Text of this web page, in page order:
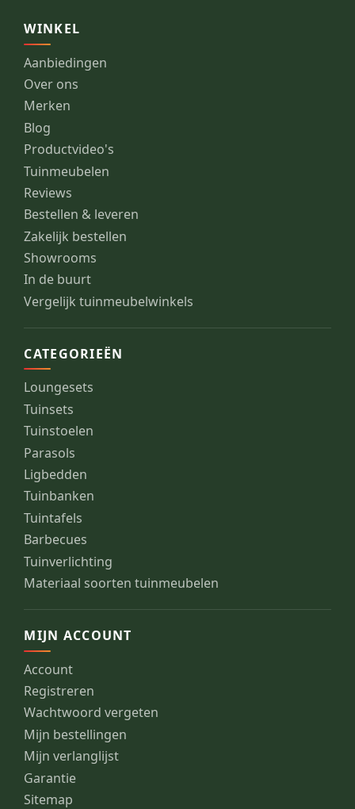
WINKEL
Aanbiedingen
Over ons
Merken
Blog
Productvideo's
Tuinmeubelen
Reviews
Bestellen & leveren
Zakelijk bestellen
Showrooms
In de buurt
Vergelijk tuinmeubelwinkels
CATEGORIEËN
Loungesets
Tuinsets
Tuinstoelen
Parasols
Ligbedden
Tuinbanken
Tuintafels
Barbecues
Tuinverlichting
Materiaal soorten tuinmeubelen
MIJN ACCOUNT
Account
Registreren
Wachtwoord vergeten
Mijn bestellingen
Mijn verlanglijst
Garantie
Sitemap